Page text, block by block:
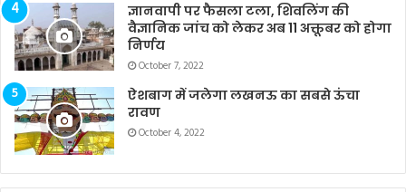
ज्ञानवापी पर फैसला टला, शिवलिंग की
वैज्ञानिक जांच को लेकर अब 11 अक्तूबर को होगा
निर्णय
October 7, 2022
ऐशबाग में जलेगा लखनऊ का सबसे ऊंचा
रावण
October 4, 2022